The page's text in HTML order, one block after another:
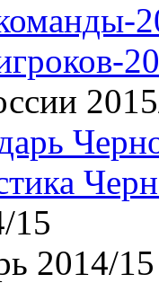
15
2014/15